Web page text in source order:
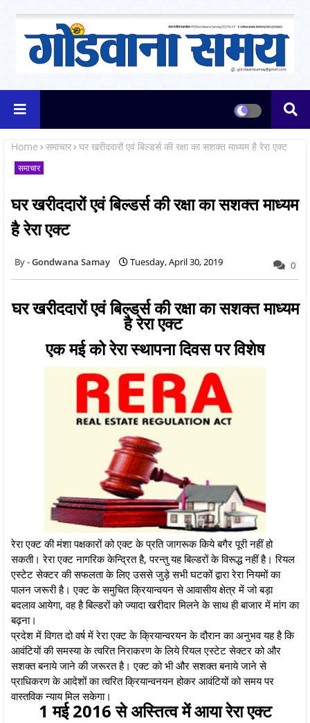
Home समाचार घर खरीददारों एवं बिल्डर्स की रक्षा का सशक्त माध्यम है रेरा एक्ट
समाचार
घर खरीददारों एवं बिल्डर्स की रक्षा का सशक्त माध्यम
है रेरा एक्ट
Gondwana Samay Tuesday, April 30, 2019 0
घर खरीददारों एवं बिल्डर्स की रक्षा का सशक्त माध्यम
है रेरा एक्ट
एक मई को रेरा स्थापना दिवस पर विशेष
रेरा एक्ट की मंशा पक्षकारों को एक्ट के प्रति जागरूक किये बगैर पूरी नहीं हो
सकती। रेरा एक्ट नागरिक केन्द्रित है, परन्तु यह बिल्डरों के विरूद्ध नहीं है। रियल
एस्टेट सेक्टर की सफलता के लिए उससे जुड़े सभी घटकों द्वारा रेरा नियमों का
पालन जरूरी है। एक्ट के समुचित क्रियान्वयन से आवासीय क्षेत्र में जो बड़ा
बदलाव आयेगा, वह है बिल्डरों को ज्यादा खरीदार मिलने के साथ ही बाजार में मांग का
बढ़ना।
प्रदेश में विगत दो वर्ष में रेरा एक्ट के क्रियान्वरयन के दौरान का अनुभव यह है कि
आवंटियों की समस्या के त्वरित निराकरण के लिये रियल एस्टेट सेक्टर को और
सशक्त बनाये जाने की जरूरत है। एक्ट को भी और सशक्त बनाये जाने से
प्राधिकरण के आदेशों का त्वरित क्रियान्वनयन होकर आवंटियों को समय पर
वास्तविक न्याय मिल सकेगा।
1 मई 2016 से अस्तित्व में आया रेरा एक्ट